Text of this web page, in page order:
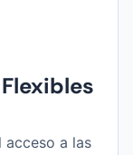
acceso a las